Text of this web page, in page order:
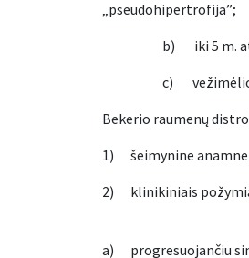
„pseudohipertrofija”;
b) iki 5 m.
c) vežimėlio
Bekerio raumenų
1) šeimynine
2) klinikiniais
a) progresuojančiu